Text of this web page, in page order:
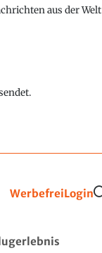
aus der Welt
WerbefreiLogin